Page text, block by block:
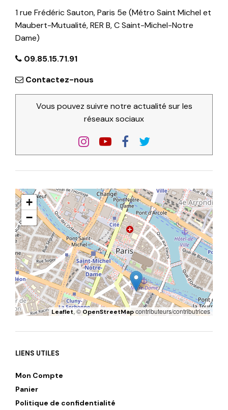
1 rue Frédéric Sauton, Paris 5e (Métro Saint Michel et
Maubert-Mutualité, RER B, C Saint-Michel-Notre
Dame)
09.85.15.71.91
Contactez-nous
Vous pouvez suivre notre actualité sur les
réseaux sociaux
+
−
Leaflet, ©OpenStreetMapcontributeurs/contributrices
LIENS UTILES
Mon Compte
Panier
Politique de confidentialité